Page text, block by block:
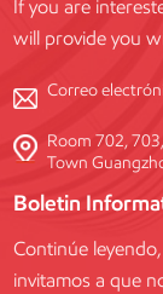
If you are
will provide you
Correo
Room 702,
Town
Boletin
Continúe
invitamos a que